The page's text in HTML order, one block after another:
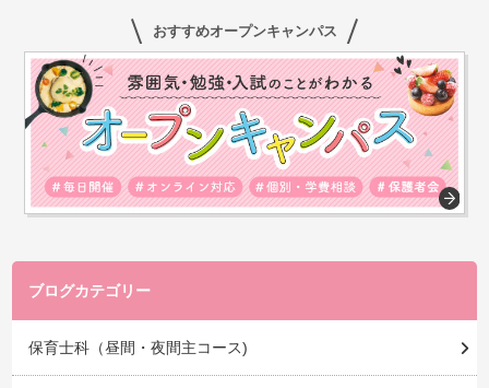
おすすめオープンキャンパス
ブログカテゴリー
保育士科（昼間・夜間主コース)